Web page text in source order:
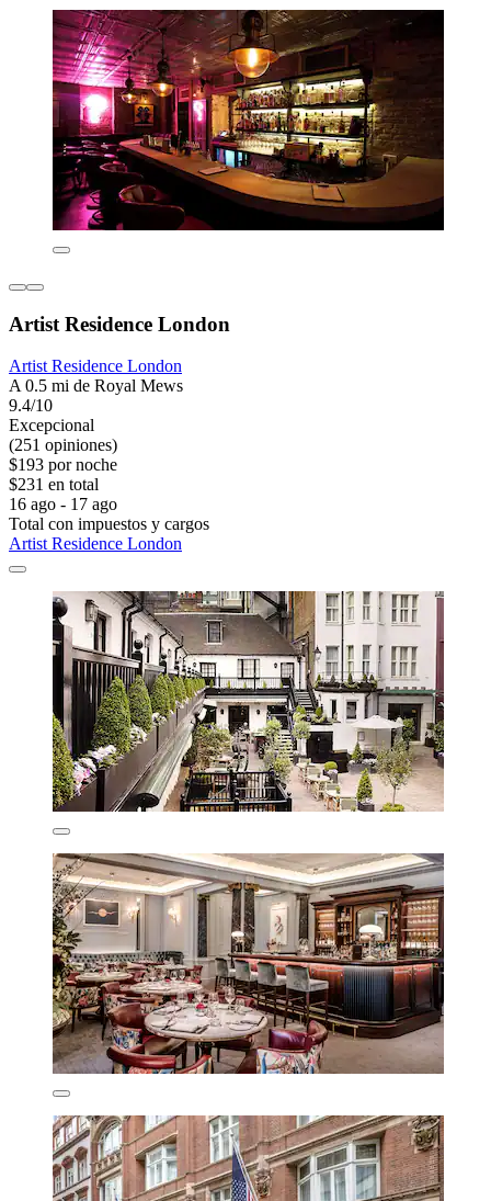
Artist Residence London
Artist Residence London
A 0.5 mi de Royal Mews
9.4/10
Excepcional
(251 opiniones)
$193 por noche
$231 en total
16 ago - 17 ago
Total con impuestos y cargos
Artist Residence London